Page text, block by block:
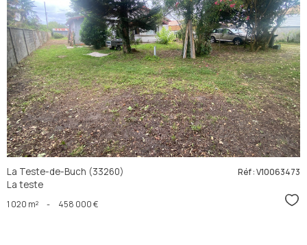
voir le
bien
La Teste-de-Buch (33260)
La teste
Réf : V10063473
1 020 m² - 458 000 €